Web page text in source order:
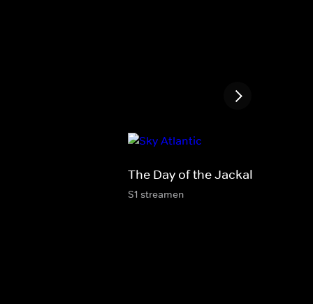
The Day of the Jackal
S1 streamen